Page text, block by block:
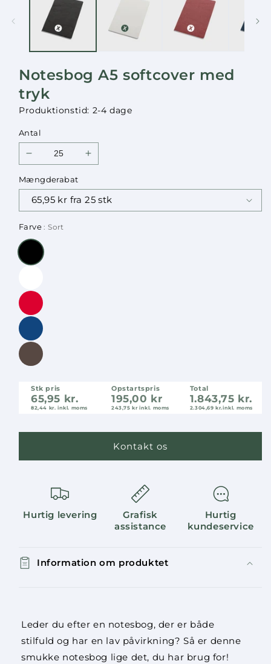
Notesbog A5 softcover med
tryk
Produktionstid: 2-4 dage
Antal
Reducer
for
Notesbog
A5
softcover
tryk
Øg
Notesbog
A5
Mængderabat
Farve: Sort
Stk pris
65,95 kr.
82,44 kr. inkl. moms
Opstartspris
195,00 kr
243,75 kr inkl. moms
Total
1.843,75 kr.
2.304,69 kr.inkl. moms
Kontakt os
Hurtig levering
Grafisk
assistance
Hurtig
kundeservice
Information om produktet
Leder du efter en notesbog, der er både
stilfuld og har en lav påvirkning? Så er denne
smukke notesbog lige det, du har brug for!